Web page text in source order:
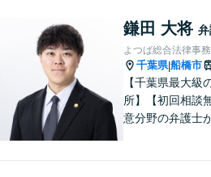
鎌田 大将
よつば総合法律事
千葉県|船橋市
【千葉県最大級
所】【初回相談
意分野の弁護士